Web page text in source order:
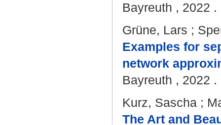
Bayreuth , 2022
Grüne, Lars ;
Examples for
network
Bayreuth , 2022 .
Kurz, Sascha ;
The Art and